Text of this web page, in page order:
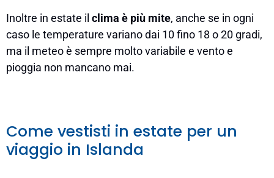
Inoltre in estate il clima è più mite, anche se in ogni
caso le temperature variano dai 10 fino 18 o 20 gradi,
ma il meteo è sempre molto variabile e vento e
pioggia non mancano mai.
Come vestisti in estate per un
viaggio in Islanda